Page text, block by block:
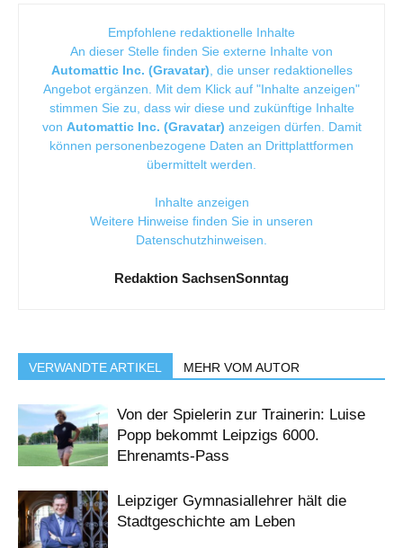
Empfohlene redaktionelle Inhalte
An dieser Stelle finden Sie externe Inhalte von
Automattic Inc. (Gravatar) , die unser redaktionelles
Angebot ergänzen. Mit dem Klick auf "Inhalte anzeigen"
stimmen Sie zu, dass wir diese und zukünftige Inhalte
von Automattic Inc. (Gravatar) anzeigen dürfen. Damit
können personenbezogene Daten an Drittplattformen
übermittelt werden.
Inhalte anzeigen
Weitere Hinweise finden Sie in unseren
Datenschutzhinweisen
Redaktion SachsenSonntag
VERWANDTE ARTIKEL MEHR VOM AUTOR
Von der Spielerin zur Trainerin: Luise
Popp bekommt Leipzigs 6000.
Ehrenamts-Pass
Leipziger Gymnasiallehrer hält die
Stadtgeschichte am Leben